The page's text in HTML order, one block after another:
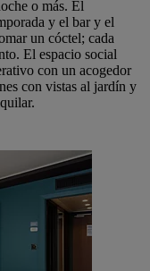
o más. El
y el bar y el
un cóctel; cada
El espacio social
con un acogedor
con vistas al jardín y